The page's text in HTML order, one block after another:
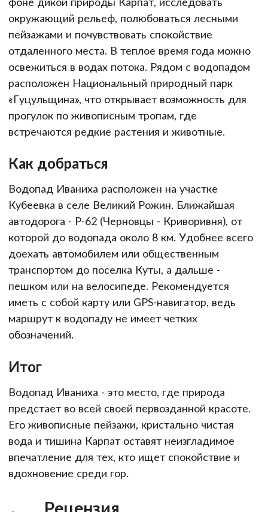
окружающий рельеф, полюбоваться лесными
пейзажами и почувствовать спокойствие
отдаленного места. В теплое время года можно
освежиться в водах потока. Рядом с водопадом
расположен Национальный природный парк
«Гуцульщина», что открывает возможность для
прогулок по живописным тропам, где
встречаются редкие растения и животные.
Как добраться
Водопад Иваниха расположен на участке
Кубеевка в селе Великий Рожин. Ближайшая
автодорога - Р-62 (Черновцы - Криворивня), от
которой до водопада около 8 км. Удобнее всего
доехать автомобилем или общественным
транспортом до поселка Куты, а дальше -
пешком или на велосипеде. Рекомендуется
иметь с собой карту или GPS-навигатор, ведь
маршрут к водопаду не имеет четких
обозначений.
Итог
Водопад Иваниха - это место, где природа
предстает во всей своей первозданной красоте.
Его живописные пейзажи, кристально чистая
вода и тишина Карпат оставят неизгладимое
впечатление для тех, кто ищет спокойствие и
вдохновение среди гор.
Рецензия